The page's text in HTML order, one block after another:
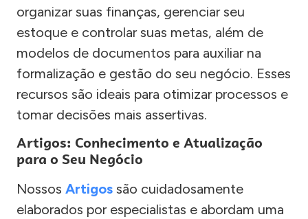
organizar suas finanças, gerenciar seu
estoque e controlar suas metas, além de
modelos de documentos para auxiliar na
formalização e gestão do seu negócio. Esses
recursos são ideais para otimizar processos e
tomar decisões mais assertivas.
Artigos: Conhecimento e Atualização
para o Seu Negócio
Nossos Artigos são cuidadosamente
elaborados por especialistas e abordam uma